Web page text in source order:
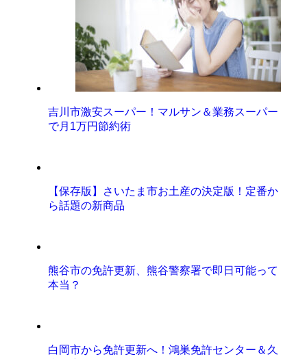
吉川市激安スーパー！マルサン＆業務スーパー
で月1万円節約術
【保存版】さいたま市お土産の決定版！定番か
ら話題の新商品
熊谷市の免許更新、熊谷警察署で即日可能って
本当？
白岡市から免許更新へ！鴻巣免許センター＆久